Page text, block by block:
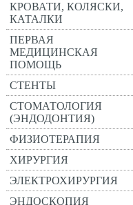
КРОВАТИ, КОЛЯСКИ,
КАТАЛКИ
ПЕРВАЯ
МЕДИЦИНСКАЯ
ПОМОЩЬ
СТЕНТЫ
СТОМАТОЛОГИЯ
(ЭНДОДОНТИЯ)
ФИЗИОТЕРАПИЯ
ХИРУРГИЯ
ЭЛЕКТРОХИРУРГИЯ
ЭНДОСКОПИЯ